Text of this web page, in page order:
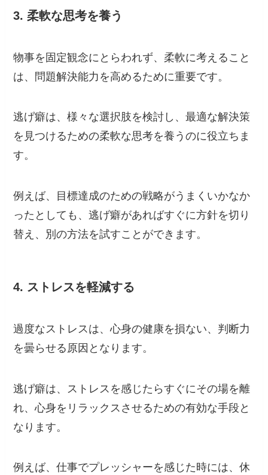
3. 柔軟な思考を養う
物事を固定観念にとらわれず、柔軟に考えること
は、問題解決能力を高めるために重要です。
逃げ癖は、様々な選択肢を検討し、最適な解決策
を見つけるための柔軟な思考を養うのに役立ちま
す。
例えば、目標達成のための戦略がうまくいかなか
ったとしても、逃げ癖があればすぐに方針を切り
替え、別の方法を試すことができます。
4. ストレスを軽減する
過度なストレスは、心身の健康を損ない、判断力
を曇らせる原因となります。
逃げ癖は、ストレスを感じたらすぐにその場を離
れ、心身をリラックスさせるための有効な手段と
なります。
例えば、仕事でプレッシャーを感じた時には、休